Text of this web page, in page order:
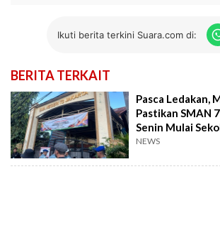
Ikuti berita terkini Suara.com di:
BERITA TERKAIT
Pasca Ledakan,
Pastikan SMAN
Senin Mulai
NEWS